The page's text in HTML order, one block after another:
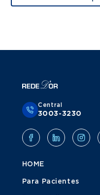
Central
3003-3230
HOME
Para Pacientes